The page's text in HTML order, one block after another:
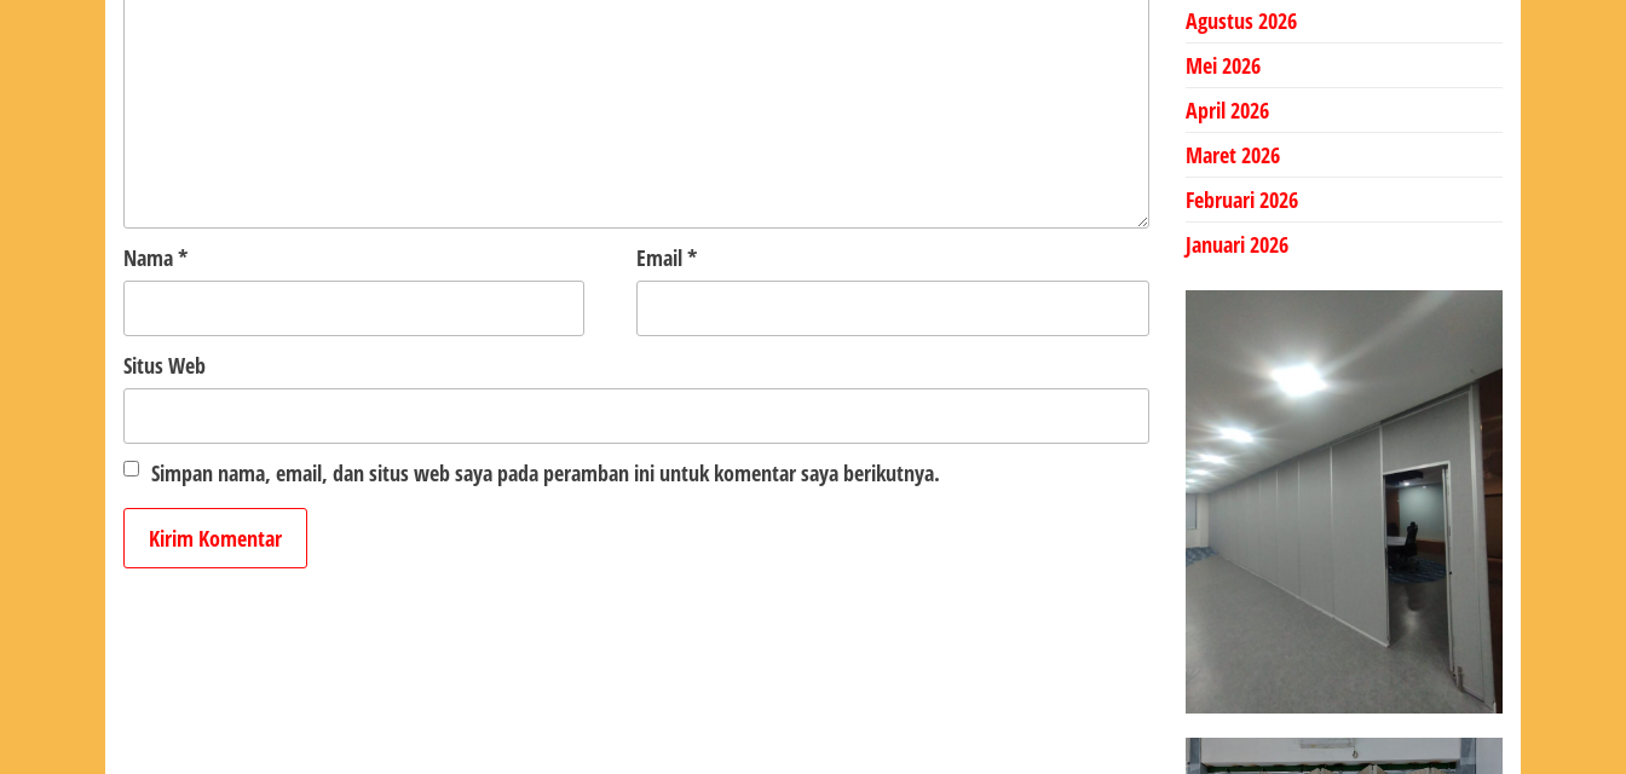
Nama* Email*
Situs Web
Simpan nama, email, dan situs web saya pada peramban ini untuk komentar saya berikutnya.
Agustus 2026
Mei 2026
April 2026
Maret 2026
Februari 2026
Januari 2026